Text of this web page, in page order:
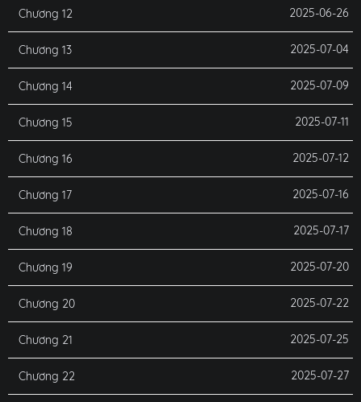
Chương 12 2025-06-26
Chương 13 2025-07-04
Chương 14 2025-07-09
Chương 15 2025-07-11
Chương 16 2025-07-12
Chương 17 2025-07-16
Chương 18 2025-07-17
Chương 19 2025-07-20
Chương 20 2025-07-22
Chương 21 2025-07-25
Chương 22 2025-07-27